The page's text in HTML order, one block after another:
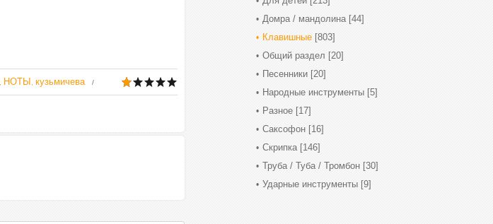
НОТЫ кузьмичева
Домра / мандолина [44]
Клавишные [803]
Общий раздел [20]
Песенники [20]
Народные инструменты [5]
Разное [17]
Саксофон [16]
Скрипка [146]
Труба / Туба / Тромбон [30]
Ударные инструменты [9]